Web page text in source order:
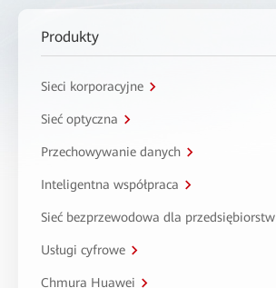
Produkty
Sieci korporacyjne
Sieć optyczna
Przechowywanie danych
Inteligentna współpraca
Sieć bezprzewodowa dla przedsiębiorstw
Usługi cyfrowe
Chmura Huawei